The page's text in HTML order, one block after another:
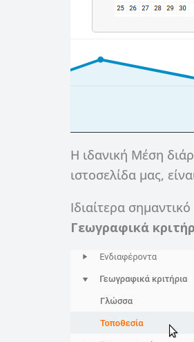
Η ιδανική Μέση
ιστοσελίδα μας,
Ιδιαίτερα
Γεωγραφικά